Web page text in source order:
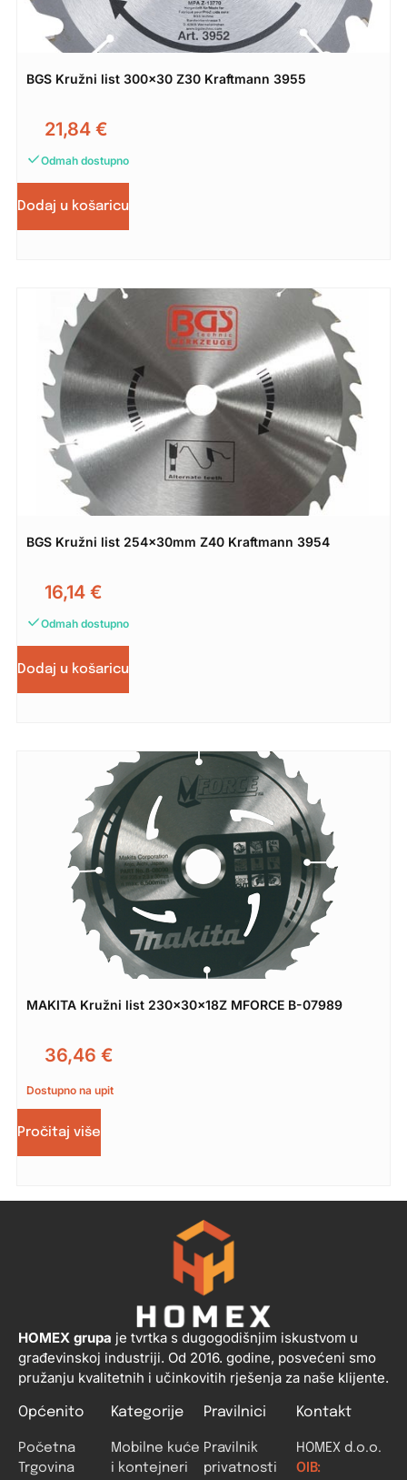
BGS Kružni list 300×30 Z30 Kraftmann 3955
21,84 €
Odmah dostupno
Dodaj u košaricu
BGS Kružni list 254x30mm Z40 Kraftmann 3954
16,14 €
Odmah dostupno
Dodaj u košaricu
MAKITA Kružni list 230x30x18Z MFORCE B-07989
36,46 €
Dostupno na upit
Pročitaj više
HOMEX grupa je tvrtka s dugogodišnjim iskustvom u
građevinskoj industriji. Od 2016. godine, posvećeni smo
pružanju kvalitetnih i učinkovitih rješenja za naše klijente.
Općenito
Početna
Trgovina
Kategorije
Mobilne kuće
i kontejneri
Pravilnici
Pravilnik
privatnosti
Kontakt
HOMEX d.o.o.
OIB: